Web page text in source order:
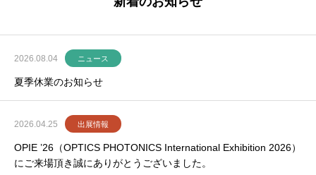
2026.08.04 ニュース
夏季休業のお知らせ
2026.04.25 出展情報
OPIE ’26（OPTICS PHOTONICS International Exhibition 2026）
にご来場頂き誠にありがとうございました。